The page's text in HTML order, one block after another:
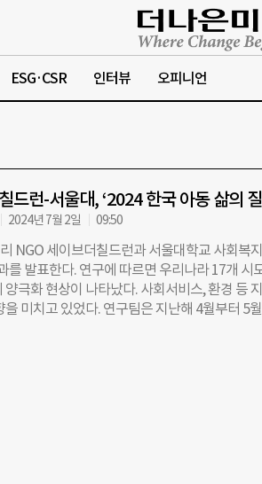
ESG·CSR 인터뷰 오피니언
드런-서울대, ‘2024 한국 아동 삶의
2024년 7월 2일 09:50
NGO 세이브더칠드런과 서울대학교 사회복
를 발표한다. 연구에 따르면 우리나라 17개
양극화 현상이 나타났다. 사회서비스, 환경 등
을 미치고 있었다. 연구팀은 지난해 4월부터 5